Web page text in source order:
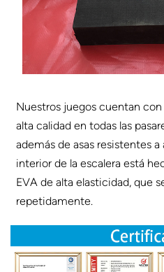
Nuestros juegos cuentan
alta calidad en todas las
además de asas resistentes a
interior de la escalera está
EVA de alta elasticidad, que
repetidamente.